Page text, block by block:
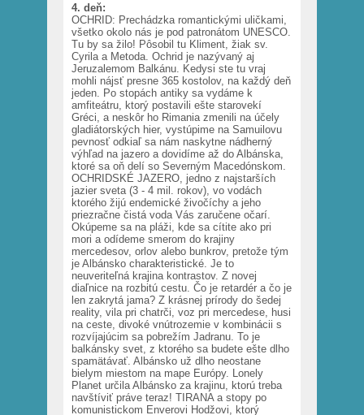
4. deň:
OCHRID: Prechádzka romantickými uličkami,
všetko okolo nás je pod patronátom UNESCO.
Tu by sa žilo! Pôsobil tu Kliment, žiak sv.
Cyrila a Metoda. Ochrid je nazývaný aj
Jeruzalemom Balkánu. Kedysi ste tu vraj
mohli nájsť presne 365 kostolov, na každý deň
jeden. Po stopách antiky sa vydáme k
amfiteátru, ktorý postavili ešte starovekí
Gréci, a neskôr ho Rimania zmenili na účely
gladiátorských hier, vystúpime na Samuilovu
pevnosť odkiaľ sa nám naskytne nádherný
výhľad na jazero a dovidíme až do Albánska,
ktoré sa oň delí so Severným Macedónskom.
OCHRIDSKÉ JAZERO, jedno z najstarších
jazier sveta (3 - 4 mil. rokov), vo vodách
ktorého žijú endemické živočíchy a jeho
priezračne čistá voda Vás zaručene očarí.
Okúpeme sa na pláži, kde sa cítite ako pri
mori a odídeme smerom do krajiny
mercedesov, orlov alebo bunkrov, pretože tým
je Albánsko charakteristické. Je to
neuveriteľná krajina kontrastov. Z novej
diaľnice na rozbitú cestu. Čo je retardér a čo je
len zakrytá jama? Z krásnej prírody do šedej
reality, vila pri chatrči, voz pri mercedese, husi
na ceste, divoké vnútrozemie v kombinácii s
rozvíjajúcim sa pobrežím Jadranu. To je
balkánsky svet, z ktorého sa budete ešte dlho
spamätávať. Albánsko už dlho neostane
bielym miestom na mape Európy. Lonely
Planet určila Albánsko za krajinu, ktorú treba
navštíviť práve teraz! TIRANA a stopy po
komunistickom Enverovi Hodžovi, ktorý